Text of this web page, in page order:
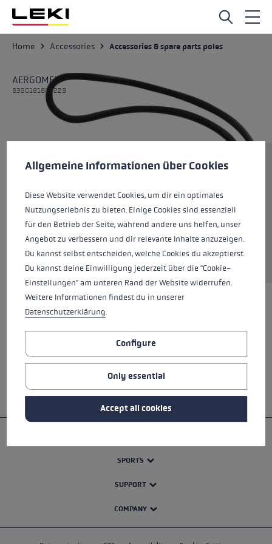
Skip to main content
Home Accessories Accessories & spare parts poles
AERGOMED
8350181808229
Size
Colours granite-black
ALL FEATURES
SAFETY INSTRUCTIONS
SPORTS
SUPPORT
COMPANY
Cookie preferences
This website uses cookies to give you the best possible experience.
Allgemeine Informationen über Cookies
Diese Website verwendet Cookies, um dir ein optimales
Nutzungserlebnis zu bieten. Einige Cookies sind essenziell
für den Betrieb der Seite, während andere uns helfen, unser
Angebot zu verbessern und dir relevante Inhalte anzuzeigen.
Du kannst selbst entscheiden, welche Cookies du akzeptierst.
Du kannst deine Einwilligung jederzeit über die "Cookie-
Einstellungen" am unteren Rand der Website widerrufen.
Weitere Informationen findest du in unserer
Datenschutzerklärung.
Configure
Only essential
Accept all cookies